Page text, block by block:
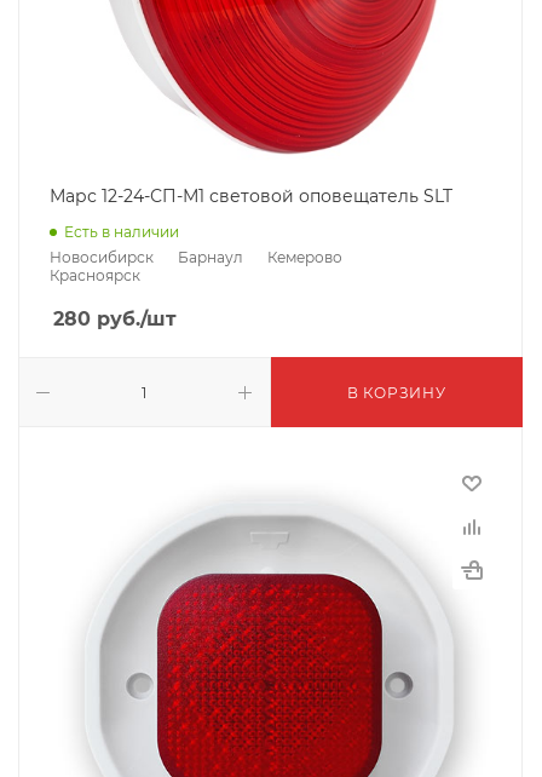
Марс 12-24-СП-М1 световой оповещатель SLT
Есть в наличии
Новосибирск
Барнаул
Кемерово
Красноярск
280 руб./шт
В КОРЗИНУ